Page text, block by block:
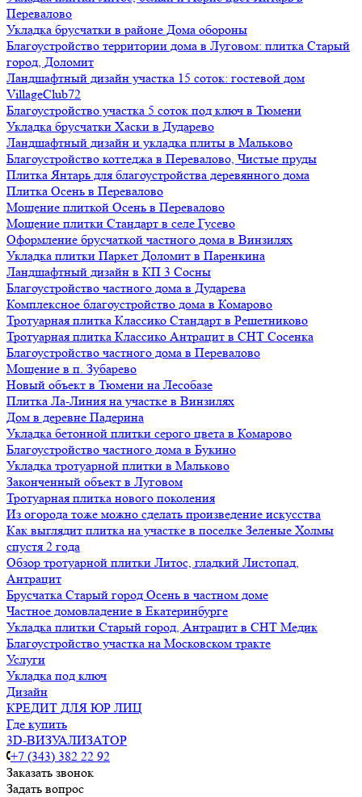
Перевалово
Укладка брусчатки в районе Дома обороны
Благоустройство территории дома в Луговом: плитка Старый
город, Доломит
Ландшафтный дизайн участка 15 соток: гостевой дом
VillageClub72
Благоустройство участка 5 соток под ключ в Тюмени
Укладка брусчатки Хаски в Дударево
Ландшафтный дизайн и укладка плиты в Мальково
Благоустройство коттеджа в Перевалово, Чистые пруды
Плитка Янтарь для благоустройства деревянного дома
Плитка Осень в Перевалово
Мощение плиткой Осень в Перевалово
Мощение плитки Стандарт в селе Гусево
Оформление брусчаткой частного дома в Винзилях
Укладка плитки Паркет Доломит в Паренкина
Ландшафтный дизайн в КП 3 Сосны
Благоустройство частного дома в Дударева
Комплексное благоустройство дома в Комарово
Тротуарная плитка Классико Стандарт в Решетниково
Тротуарная плитка Классико Антрацит в СНТ Сосенка
Благоустройство частного дома в Перевалово
Мощение в п. Зубарево
Новый объект в Тюмени на Лесобазе
Плитка Ла-Линия на участке в Винзилях
Дом в деревне Падерина
Укладка бетонной плитки серого цвета в Комарово
Благоустройство частного дома в Букино
Укладка тротуарной плитки в Мальково
Законченный объект в Луговом
Тротуарная плитка нового поколения
Из огорода тоже можно сделать произведение искусства
Как выглядит плитка на участке в поселке Зеленые Холмы
спустя 2 года
Обзор тротуарной плитки Литос, гладкий Листопад,
Антрацит
Брусчатка Старый город Осень в частном доме
Частное домовладение в Екатеринбурге
Укладка плитки Старый город, Антрацит в СНТ Медик
Благоустройство участка на Московском тракте
Услуги
Укладка под ключ
Дизайн
КРЕДИТ ДЛЯ ЮР ЛИЦ
Где купить
3D-ВИЗУАЛИЗАТОР
+7 (343) 382 22 92
Заказать звонок
Задать вопрос